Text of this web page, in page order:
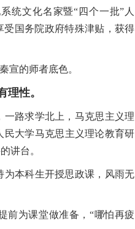
统文化名家暨“四个一批”人
受国务院政府特殊津贴，获得
宣的师者底色。
理性。
路求学北上，马克思主义理
民大学马克思主义理论教育研
讲台。
为本科生开授思政课，风雨无
前为课堂做准备，“哪怕再疲